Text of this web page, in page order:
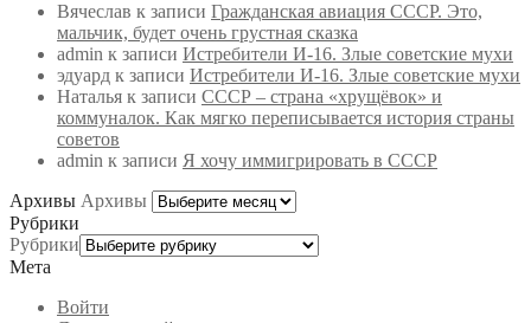
Вячеслав к записи Гражданская авиация СССР. Это,
мальчик, будет очень грустная сказка
admin к записи Истребители И-16. Злые советские мухи
эдуард к записи Истребители И-16. Злые советские мухи
Наталья к записи СССР – страна «хрущёвок» и
коммуналок. Как мягко переписывается история страны
советов
admin к записи Я хочу иммигрировать в СССР
Архивы Архивы
Рубрики
Рубрики
Мета
Войти